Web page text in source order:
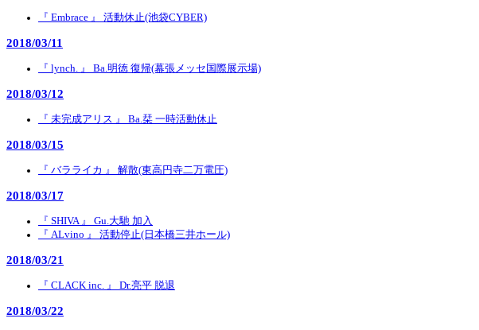
『 Embrace 』 活動休止(池袋CYBER)
2018/03/11
『 lynch. 』 Ba.明徳 復帰(幕張メッセ国際展示場)
2018/03/12
『 未完成アリス 』 Ba.栞 一時活動休止
2018/03/15
『 バラライカ 』 解散(東高円寺二万電圧)
2018/03/17
『 SHIVA 』 Gu.大馳 加入
『 ALvino 』 活動停止(日本橋三井ホール)
2018/03/21
『 CLACK inc. 』 Dr.亮平 脱退
2018/03/22